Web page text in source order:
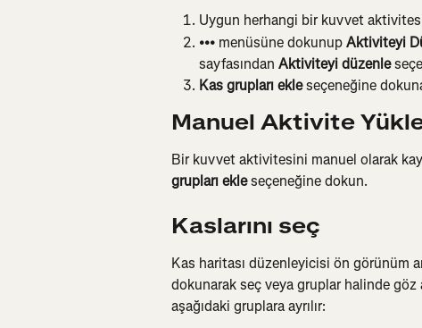
Uygun herhangi bir kuvvet
••• menüsüne dokunup Aktiviteyi
sayfasından Aktiviteyi düzenle
Kas grupları ekle seçeneğine
Manuel Aktivite
Bir kuvvet aktivitesini manuel olarak
grupları ekle seçeneğine dokun.
Kaslarını seç
Kas haritası düzenleyicisi ön görünüm
dokunarak seç veya gruplar halinde
aşağıdaki gruplara ayrılır: